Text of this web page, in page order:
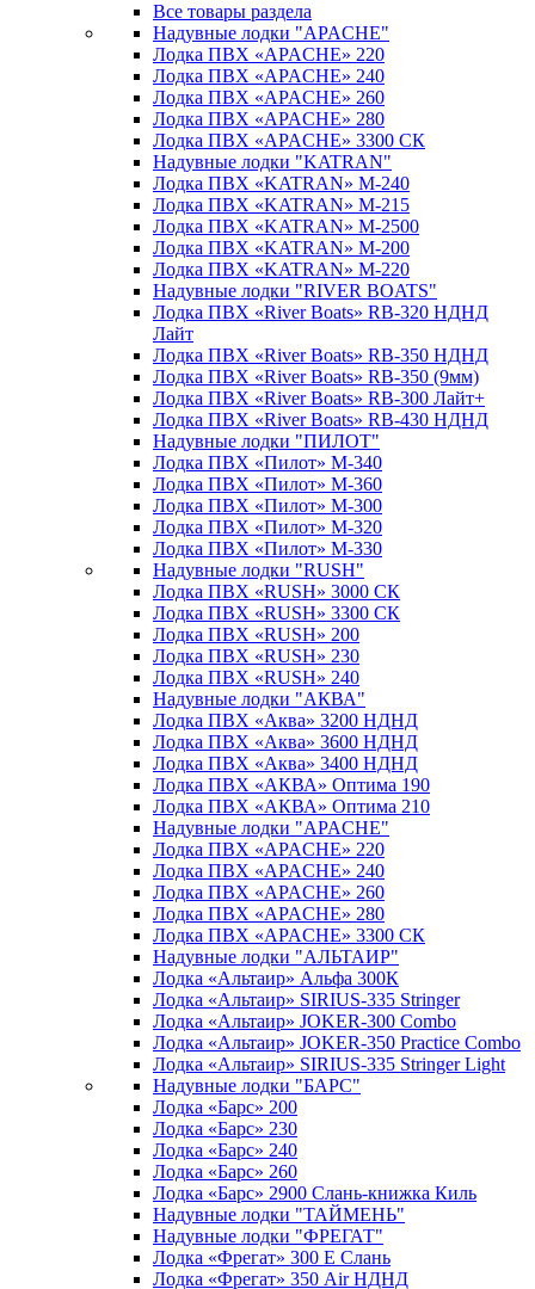
Все товары раздела
Надувные лодки "APACHE"
Лодка ПВХ «APACHE» 220
Лодка ПВХ «APACHE» 240
Лодка ПВХ «APACHE» 260
Лодка ПВХ «APACHE» 280
Лодка ПВХ «APACHE» 3300 СК
Надувные лодки "KATRAN"
Лодка ПВХ «KATRAN» M-240
Лодка ПВХ «KATRAN» M-215
Лодка ПВХ «KATRAN» M-2500
Лодка ПВХ «KATRAN» M-200
Лодка ПВХ «KATRAN» M-220
Надувные лодки "RIVER BOATS"
Лодка ПВХ «River Boats» RB-320 НДНД
Лайт
Лодка ПВХ «River Boats» RB-350 НДНД
Лодка ПВХ «River Boats» RB-350 (9мм)
Лодка ПВХ «River Boats» RB-300 Лайт+
Лодка ПВХ «River Boats» RB-430 НДНД
Надувные лодки "ПИЛОТ"
Лодка ПВХ «Пилот» М-340
Лодка ПВХ «Пилот» М-360
Лодка ПВХ «Пилот» М-300
Лодка ПВХ «Пилот» М-320
Лодка ПВХ «Пилот» М-330
Надувные лодки "RUSH"
Лодка ПВХ «RUSH» 3000 СК
Лодка ПВХ «RUSH» 3300 СК
Лодка ПВХ «RUSH» 200
Лодка ПВХ «RUSH» 230
Лодка ПВХ «RUSH» 240
Надувные лодки "АКВА"
Лодка ПВХ «Аква» 3200 НДНД
Лодка ПВХ «Аква» 3600 НДНД
Лодка ПВХ «Аква» 3400 НДНД
Лодка ПВХ «АКВА» Оптима 190
Лодка ПВХ «АКВА» Оптима 210
Надувные лодки "APACHE"
Лодка ПВХ «APACHE» 220
Лодка ПВХ «APACHE» 240
Лодка ПВХ «APACHE» 260
Лодка ПВХ «APACHE» 280
Лодка ПВХ «APACHE» 3300 СК
Надувные лодки "АЛЬТАИР"
Лодка «Альтаир» Альфа 300К
Лодка «Альтаир» SIRIUS-335 Stringer
Лодка «Альтаир» JOKER-300 Combo
Лодка «Альтаир» JOKER-350 Practice Combo
Лодка «Альтаир» SIRIUS-335 Stringer Light
Надувные лодки "БАРС"
Лодка «Барс» 200
Лодка «Барс» 230
Лодка «Барс» 240
Лодка «Барс» 260
Лодка «Барс» 2900 Слань-книжка Киль
Надувные лодки "ТАЙМЕНЬ"
Надувные лодки "ФРЕГАТ"
Лодка «Фрегат» 300 Е Слань
Лодка «Фрегат» 350 Air НДНД